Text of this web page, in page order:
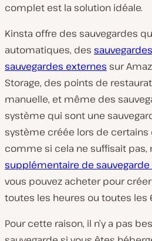
complet est la solution idéale.
Kinsta offre des sauvegardes
automatiques, des
sauvegardes externes sur
Storage, des points de
manuelle, et même des
système qui sont une
système créée lors de certains
comme si cela ne suffisait pas,
supplémentaire de
vous pouvez acheter pour
toutes les heures ou toutes les
Pour cette raison, il n’y a pas